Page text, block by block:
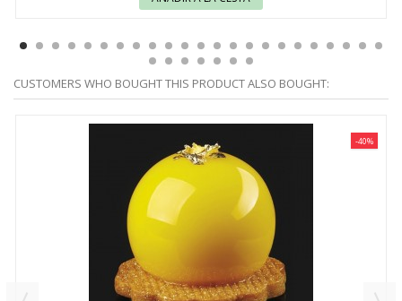
CUSTOMERS WHO BOUGHT THIS PRODUCT ALSO BOUGHT:
-40%